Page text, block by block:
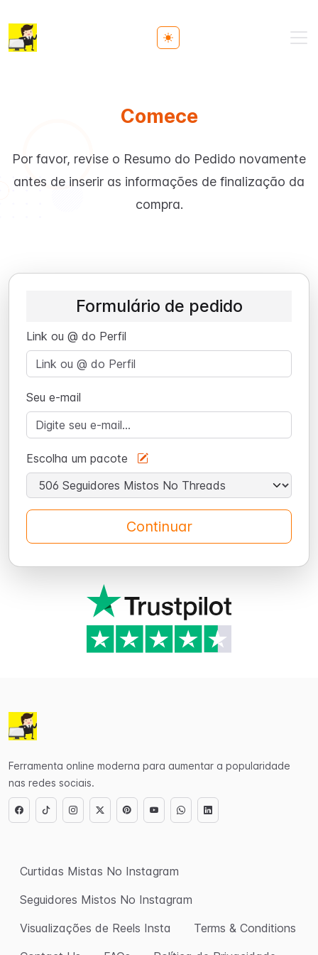
Toggle theme
Comece
Por favor, revise o Resumo do Pedido novamente
antes de inserir as informações de finalização da
compra.
Formulário de pedido
Link ou @ do Perfil
Seu e-mail
Escolha um pacote
Continuar
Ferramenta online moderna para aumentar a popularidade
nas redes sociais.
Curtidas Mistas No Instagram
Seguidores Mistos No Instagram
Visualizações de Reels Insta
Terms & Conditions